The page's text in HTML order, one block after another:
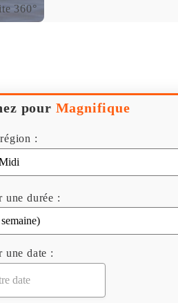
pour Magnifique
:
une durée :
une date :